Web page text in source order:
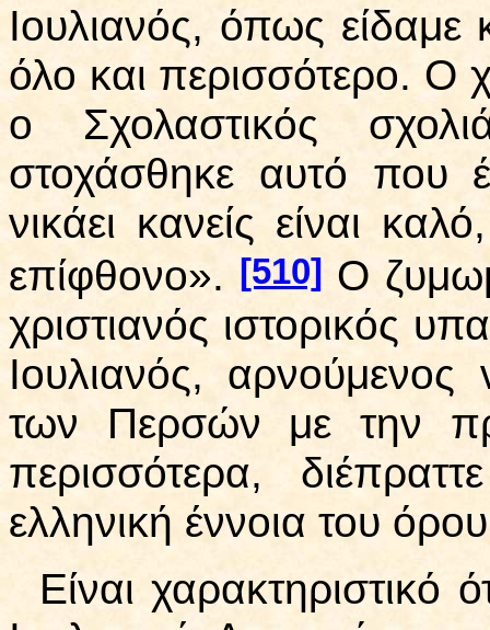
Ιουλιανός, όπως
όλο και περισσότερο. Ο
ο Σχολαστικός
στοχάσθηκε αυτό που
νικάει κανείς είναι
επίφθονο».
[510] Ο
χριστιανός ιστορικός
Ιουλιανός,
των Περσών με την
περισσότερα,
ελληνική έννοια του
Είναι χαρακτηριστικό